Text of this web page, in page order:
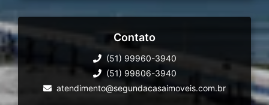
Contato
(51) 99960-3940
(51) 99806-3940
atendimento@segundacasaimoveis.com.br